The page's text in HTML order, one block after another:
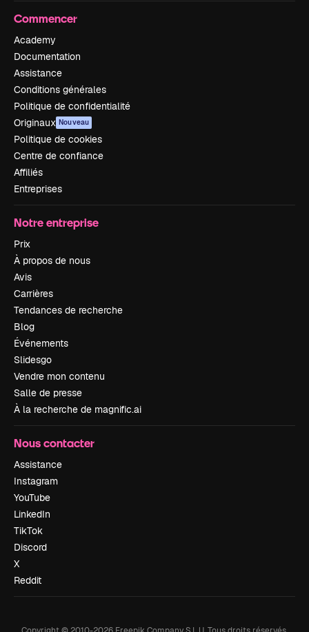
Commencer
Academy
Documentation
Assistance
Conditions générales
Politique de confidentialité
Originaux Nouveau
Politique de cookies
Centre de confiance
Affiliés
Entreprises
Notre entreprise
Prix
À propos de nous
Avis
Carrières
Tendances de recherche
Blog
Événements
Slidesgo
Vendre mon contenu
Salle de presse
À la recherche de magnific.ai
Nous contacter
Assistance
Instagram
YouTube
LinkedIn
TikTok
Discord
X
Reddit